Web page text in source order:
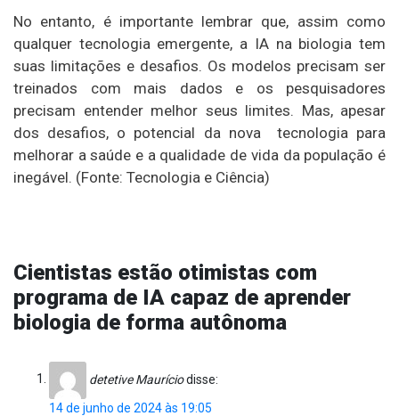
No entanto, é importante lembrar que, assim como
qualquer tecnologia emergente, a IA na biologia tem
suas limitações e desafios. Os modelos precisam ser
treinados com mais dados e os pesquisadores
precisam entender melhor seus limites. Mas, apesar
dos desafios, o potencial da nova tecnologia para
melhorar a saúde e a qualidade de vida da população é
inegável. (Fonte: Tecnologia e Ciência)
Cientistas estão otimistas com
programa de IA capaz de aprender
biologia de forma autônoma
detetive Mauríciodisse:
14 de junho de 2024 às 19:05